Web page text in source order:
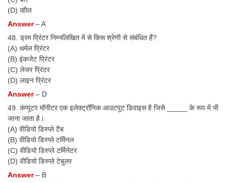
(D) व्हील
Answer– A
48. ड्रम प्रिंटर निम्नलिखित में से किस श्रेणी से संबंधित हैं?
(A) थर्मल प्रिंटर
(B) इंकजेट प्रिंटर
(C) लेजर प्रिंटर
(D) लाइन प्रिंटर
Answer– D
49. कंप्यूटर मॉनीटर एक इलेक्ट्रॉनिक आउटपुट डिवाइस है जिसे _____ के रूप में भी
जाना जाता है।
(A) वीडियो डिस्प्ले टैब
(B) वीडियो डिस्प्ले टर्मिनल
(C) वीडियो डिस्प्ले टर्मिनेटर
(D) वीडियो डिस्प्ले टेबुलर
Answer– B